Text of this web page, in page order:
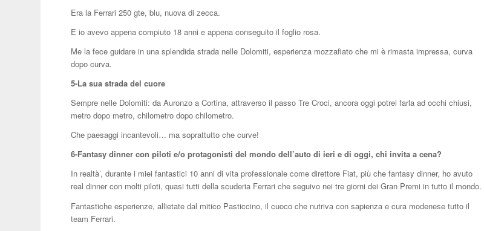
Era la Ferrari 250 gte, blu, nuova di zecca.
E io avevo appena compiuto 18 anni e appena conseguito il foglio rosa.
Me la fece guidare in una splendida strada nelle Dolomiti, esperienza mozzafiato che mi è rimasta impressa, curva
dopo curva.
5-La sua strada del cuore
Sempre nelle Dolomiti: da Auronzo a Cortina, attraverso il passo Tre Croci, ancora oggi potrei farla ad occhi chiusi,
metro dopo metro, chilometro dopo chilometro.
Che paesaggi incantevoli… ma soprattutto che curve!
6-Fantasy dinner con piloti e/o protagonisti del mondo dell’auto di ieri e di oggi, chi invita a cena?
In realtà’, durante i miei fantastici 10 anni di vita professionale come direttore Fiat, più che fantasy dinner, ho avuto
real dinner con molti piloti, quasi tutti della scuderia Ferrari che seguivo nei tre giorni dei Gran Premi in tutto il mondo.
Fantastiche esperienze, allietate dal mitico Pasticcino, il cuoco che nutriva con sapienza e cura modenese tutto il
team Ferrari.